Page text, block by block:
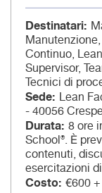
Destinatari
Continuo,
Supervisor,
Tecnici di
Sede Lean
- 40056
Durata 8 ore
School®. È
contenuti,
esercitazioni
Costo €600